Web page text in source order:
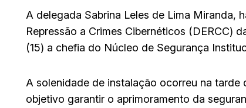
A delegada Sabrina Leles de Lima Miranda,
Repressão a Crimes Cibernéticos (DERCC)
(15) a chefia do Núcleo de Segurança
A solenidade de instalação ocorreu na
objetivo garantir o aprimoramento da